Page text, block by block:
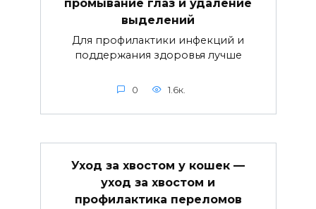
промывание глаз и удаление
выделений
Для профилактики инфекций и
поддержания здоровья лучше
0 1.6к.
Уход за хвостом у кошек —
уход за хвостом и
профилактика переломов